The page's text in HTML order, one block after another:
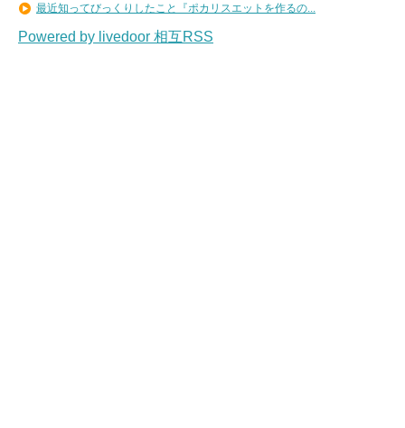
最近知ってびっくりしたこと『ポカリスエットを作るの...
Powered by livedoor 相互RSS